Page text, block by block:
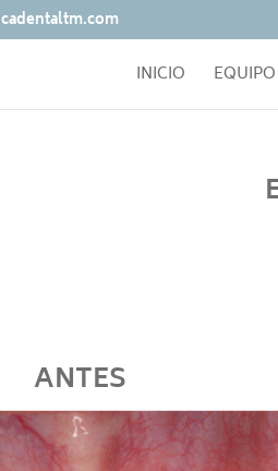
INICIO EQUIPO
ANTES